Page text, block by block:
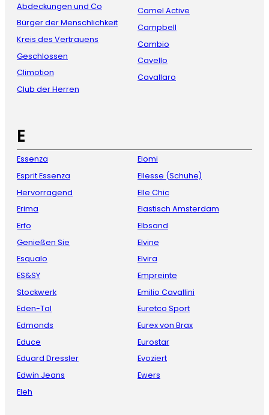
Abdeckungen und Co
Bürger der Menschlichkeit
Kreis des Vertrauens
Geschlossen
Climotion
Club der Herren
Camel Active
Campbell
Cambio
Cavello
Cavallaro
E
Essenza
Esprit Essenza
Hervorragend
Erima
Erfo
Genießen Sie
Esqualo
ES&SY
Stockwerk
Eden-Tal
Edmonds
Educe
Eduard Dressler
Edwin Jeans
Eleh
Elomi
Ellesse (Schuhe)
Elle Chic
Elastisch Amsterdam
Elbsand
Elvine
Elvira
Empreinte
Emilio Cavallini
Euretco Sport
Eurex von Brax
Eurostar
Evoziert
Ewers